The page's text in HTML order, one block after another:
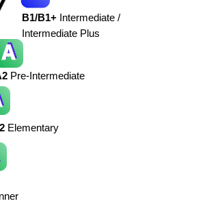
B1/B1+ Intermediate /
Intermediate Plus
Elementary
Pre-Intermediate